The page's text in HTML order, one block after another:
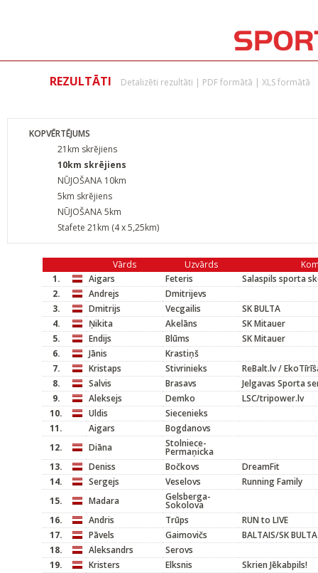
REZULTĀTI Detalizēti rezultāti | PDF formātā | XLS formātā
KOPVĒRTĒJUMS
21km skrējiens
10km skrējiens
NŪJOŠANA 10km
5km skrējiens
NŪJOŠANA 5km
Stafete 21km (4 x 5,25km)
Vārds Uzvārds
1.
Aigars Feteris
Salaspils sporta
2.
Andrejs
Dmitrijevs
3.
Dmitrijs Vecgailis
SK BULTA
4.
Ņikita Akelāns
SK Mitauer
5.
Endijs Blūms
SK Mitauer
6.
Jānis
Krastiņš
7.
Kristaps Stivrinieks
ReBalt.lv /
8.
Salvis Brasavs
Jelgavas Sporta
9.
Aleksejs Demko
LSC/tripower.lv
10.
Uldis
Siecenieks
11.
Aigars
Bogdanovs
12.
Diāna Stolniece-
Permaņicka
13.
Deniss Bočkovs
DreamFit
14.
Sergejs Veselovs
Running Family
15.
Madara Gelsberga-
Sokolova
16.
Andris Trūps
RUN to LIVE
17.
Pāvels Gaimovičs
BALTAIS/SK BULTA
18.
Aleksandrs
Serovs
19.
Kristers Elksnis
Skrien Jēkabpils!